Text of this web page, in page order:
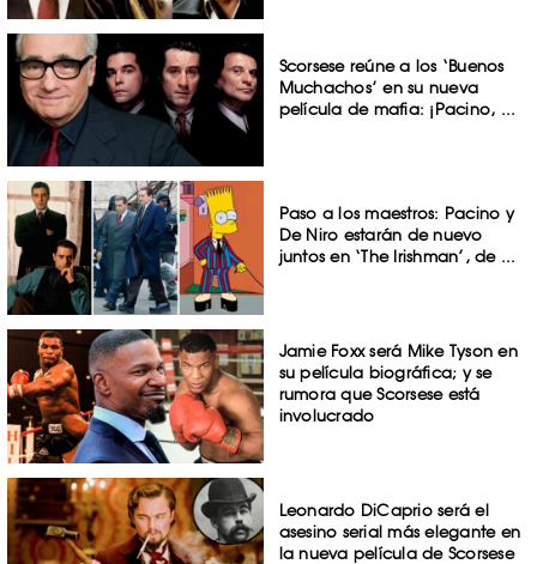
Scorsese reúne a los ‘Buenos
Muchachos’ en su nueva
película de mafia: ¡Pacino, ...
Paso a los maestros: Pacino y
De Niro estarán de nuevo
juntos en ‘The Irishman’, de ...
Jamie Foxx será Mike Tyson en
su película biográfica; y se
rumora que Scorsese está
involucrado
Leonardo DiCaprio será el
asesino serial más elegante en
la nueva película de Scorsese